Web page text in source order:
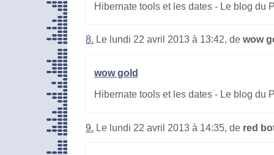
Hibernate tools et les dates - Le blog du
8. Le lundi 22 avril 2013 à 13:42, de wow
wow gold
Hibernate tools et les dates - Le blog du
9. Le lundi 22 avril 2013 à 14:35, de red